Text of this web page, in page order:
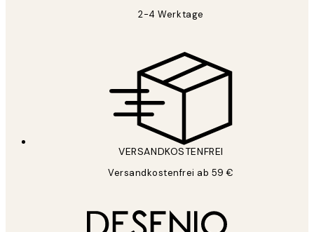
2-4 Werktage
VERSANDKOSTENFREI
Versandkostenfrei ab 59 €